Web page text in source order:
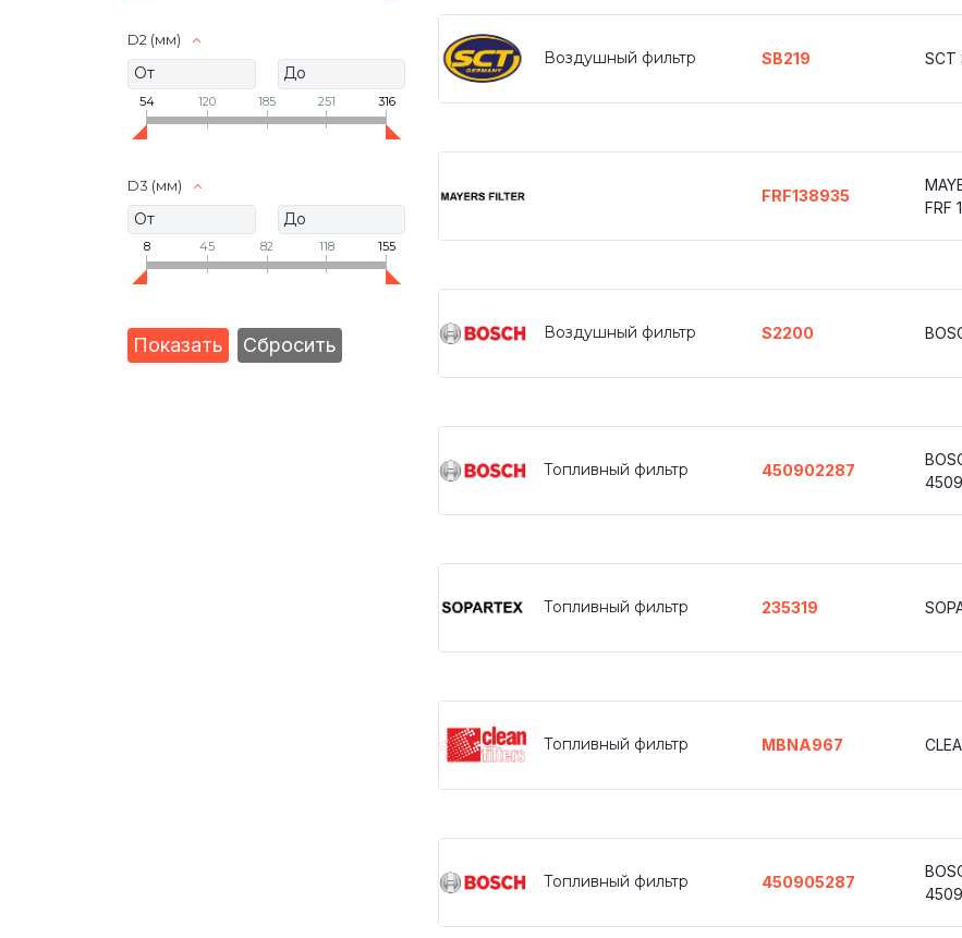
D2 (мм)
54 120 185 251 316
D3 (мм)
8 45 82 118 155
Воздушный фильтр SB219 SCT
FRF138935
FRF
Воздушный фильтр S2200
Топливный фильтр 450902287
Топливный фильтр 235319
Топливный фильтр MBNA967
Топливный фильтр 450905287